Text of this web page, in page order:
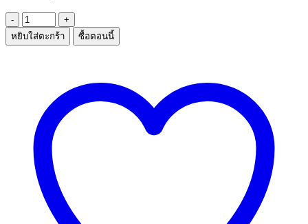
จำนวน
กระ
หยิบใส่ตะกร้า ซื้อตอนนี้